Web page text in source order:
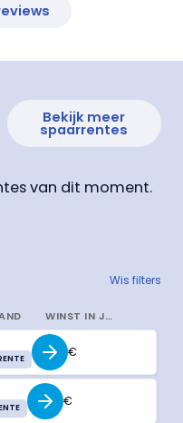
Bekijk meer
spaarrentes
van dit moment.
Wis filters
WINST IN JAAR
€
€